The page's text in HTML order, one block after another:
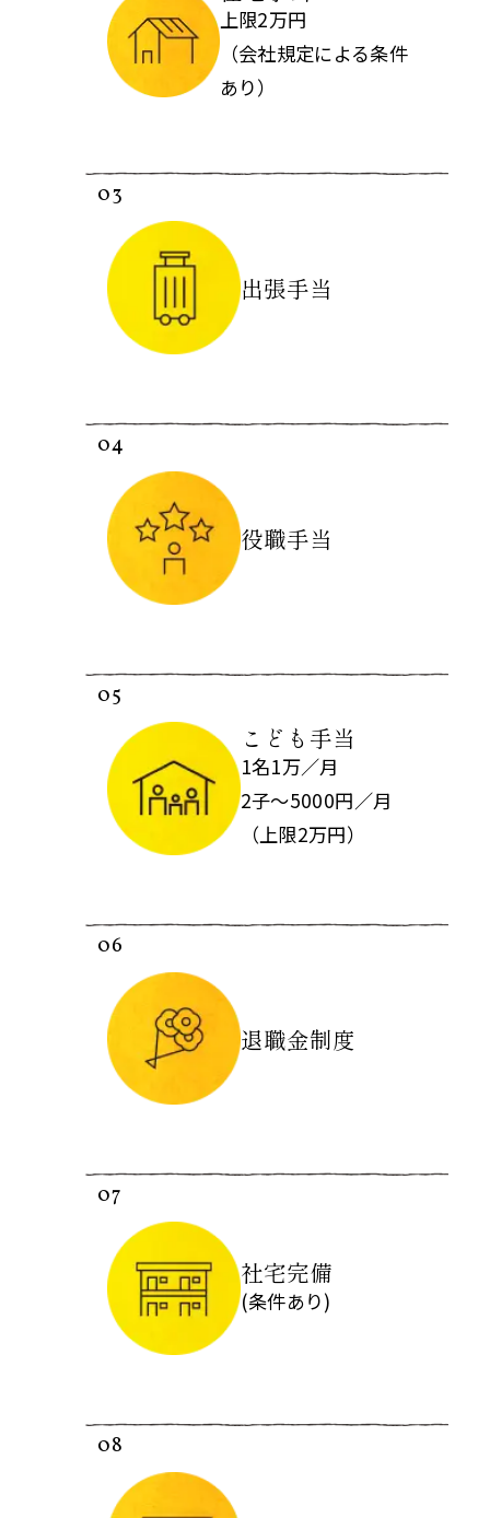
上限2万円
（会社規定による条件
あり）
03
出張手当
04
役職手当
05
こども手当
1名1万／月
2子～5000円／月
（上限2万円）
06
退職金制度
07
社宅完備
(条件あり)
08